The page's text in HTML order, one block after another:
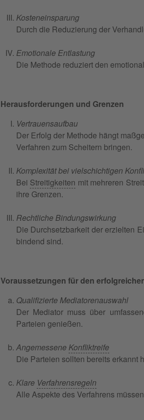
Kosteneinsparung
Durch die Reduzierung der
Emotionale Entlastung
Die Methode reduziert den
Herausforderungen und Grenzen
Vertrauensaufbau
Der Erfolg der Methode hängt
Verfahren zum Scheitern bringen.
Komplexität bei vielschichtigen
Bei Streitigkeiten mit mehreren
ihre Grenzen.
Rechtliche Bindungswirkung
Die Durchsetzbarkeit der erzielten
bindend sind.
Voraussetzungen für den
Qualifizierte Mediatorenauswahl
Der Mediator muss über
Parteien genießen.
AngemesseneKonfliktreife
Die Parteien sollten bereits erkannt
Klare Verfahrensregeln
Alle Aspekte des Verfahrens